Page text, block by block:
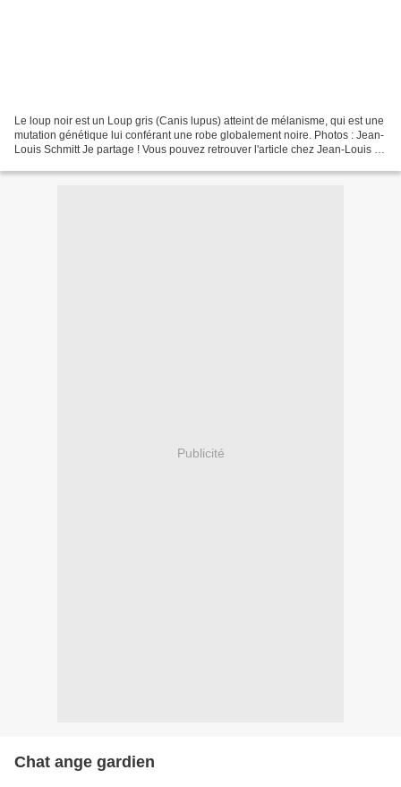
Le loup noir est un Loup gris (Canis lupus) atteint de mélanisme, qui est une
mutation génétique lui conférant une robe globalement noire. Photos : Jean-
Louis Schmitt Je partage ! Vous pouvez retrouver l'article chez Jean-Louis ici
Publicité
Chat ange gardien